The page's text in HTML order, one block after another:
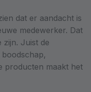
dat er aandacht is
medewerker. Dat
zijn. Juist de
producten maakt het